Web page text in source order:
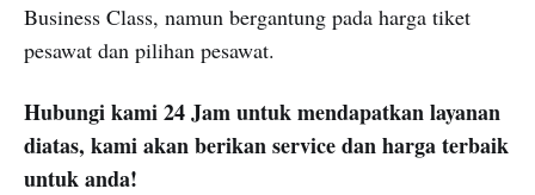
Business Class, namun bergantung pada harga tiket
pesawat dan pilihan pesawat.
Hubungi kami 24 Jam untuk mendapatkan layanan
diatas, kami akan berikan service dan harga terbaik
untuk anda!